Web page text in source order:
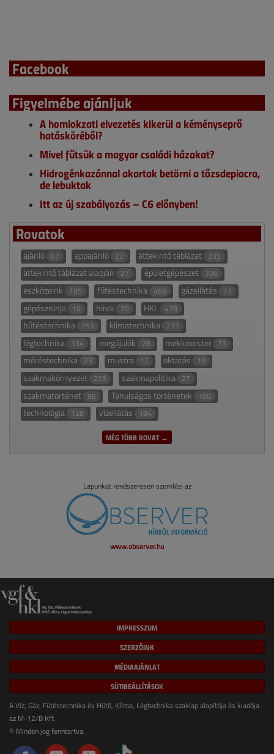
Facebook
Figyelmébe ajánljuk
A homlokzati elvezetés kikerül a kéményseprő
hatásköréből?
Mivel fűtsük a magyar családi házakat?
Hidrogénkazánnal akartak betörni a tőzsdepiacra,
de lebuktak
Itt az új szabályozás – C6 előnyben!
Rovatok
ajánló 67 appajánló 22 áttekintő táblázat 235
áttekintő táblázat alapján 27 épületgépészet 336
eszközeink 105 fűtéstechnika 466 gázellátás 73
gépészninja 10 hírek 70 HKL 478
hűtéstechnika 153 klímatechnika 217
légtechnika 134 megújulók 28 mekkmester 73
méréstechnika 23 mustra 12 oktatás 10
szakmakörnyezet 229 szakmapolitika 27
szakmatörténet 98 Tanulságos történetek 100
technológia 128 vízellátás 184
MÉG TÖBB ROVAT →
Lapunkat rendszeresen szemlézi az
www.observer.hu
IMPRESSZUM
SZERZŐINK
MÉDIAAJÁNLAT
SÜTIBEÁLLÍTÁSOK
A Víz, Gáz, Fűtéstechnika és Hűtő, Klíma, Légtechnika szaklap alapítója és kiadója
az M-12/B Kft.
© Minden jog fenntartva.